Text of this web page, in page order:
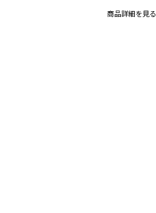
商品詳細を見る